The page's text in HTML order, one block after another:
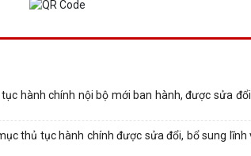
hành chính nội bộ mới ban hành, được sửa
thủ tục hành chính được sửa đổi, bổ sung